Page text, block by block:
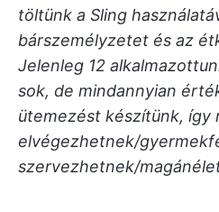
töltünk a Sling
bárszemélyzetet és az
Jelenleg 12
sok, de mindannyian
ütemezést készítünk, így
elvégezhetnek/
szervezhetnek/